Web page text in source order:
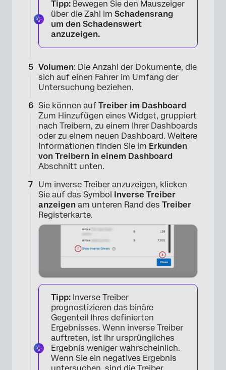
×
Tipp: Bewegen Sie den Mauszeiger
über die Zahl im Schadensrang
um den Schadenswert
anzuzeigen.
Volumen: Die Anzahl der Dokumente, die
sich auf einen Fahrer im Umfang der
Untersuchung beziehen.
Sie können auf Treiber im Dashboard
Zum Hinzufügen eines Widget, gruppiert
nach Treibern, zu einem Ihrer Dashboards
oder zu einem neuen Dashboard. Weitere
Informationen finden Sie im Erkunden
von Treibern in einem Dashboard
Abschnitt unten.
Um inverse Treiber anzuzeigen, klicken
Sie auf das Symbol
Inverse Treiber
anzeigen am unteren Rand des Treiber
Registerkarte.
Tipp: Inverse Treiber
prognostizieren das binäre
Gegenteil Ihres definierten
Ergebnisses. Wenn inverse Treiber
auftreten, ist Ihr ursprüngliches
Ergebnis weniger wahrscheinlich.
Wenn Sie ein negatives Ergebnis